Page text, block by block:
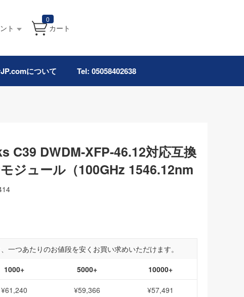
ト
0
カート
について Tel: 05058402638
C39 DWDM-XFP-46.12対応互換
ジュール（100GHz 1546.12nm
一つあたりのお値段を安くお買い求めいただけます。
1000+ 5000+ 10000+
¥61,240 ¥59,366 ¥57,491